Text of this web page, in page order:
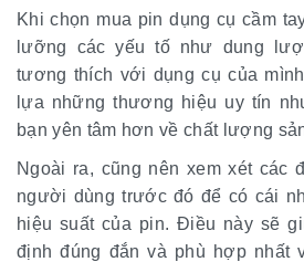
Khi chọn mua pin dụng cụ cầm
lưỡng các yếu tố như dung
tương thích với dụng cụ của
lựa những thương hiệu uy tín
bạn yên tâm hơn về chất lượng
Ngoài ra, cũng nên xem xét các
người dùng trước đó để có cái
hiệu suất của pin. Điều này sẽ
định đúng đắn và phù hợp nhất